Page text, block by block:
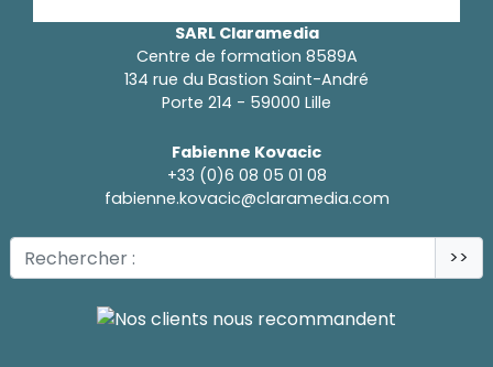
SARL Claramedia
Centre de formation 8589A
134 rue du Bastion Saint-André
Porte 214 - 59000 Lille
Fabienne Kovacic
+33 (0)6 08 05 01 08
fabienne.kovacic@claramedia.com
>>